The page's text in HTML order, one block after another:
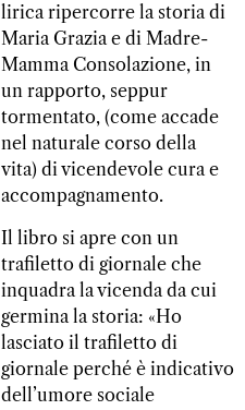
lirica ripercorre la storia di
Maria Grazia e di Madre-
Mamma Consolazione, in
un rapporto, seppur
tormentato, (come accade
nel naturale corso della
vita) di vicendevole cura e
accompagnamento.
Il libro si apre con un
trafiletto di giornale che
inquadra la vicenda da cui
germina la storia: «Ho
lasciato il trafiletto di
giornale perché è indicativo
dell’umore sociale